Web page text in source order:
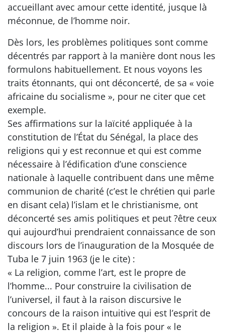
accueillant avec amour cette identité, jusque là
méconnue, de l’homme noir.
Dès lors, les problèmes politiques sont comme
décentrés par rapport à la manière dont nous les
formulons habituellement. Et nous voyons les
traits étonnants, qui ont déconcerté, de sa « voie
africaine du socialisme », pour ne citer que cet
exemple.
Ses affirmations sur la laïcité appliquée à la
constitution de l’État du Sénégal, la place des
religions qui y est reconnue et qui est comme
nécessaire à l’édification d’une conscience
nationale à laquelle contribuent dans une même
communion de charité (c’est le chrétien qui parle
en disant cela) l’islam et le christianisme, ont
déconcerté ses amis politiques et peut ?être ceux
qui aujourd’hui prendraient connaissance de son
discours lors de l’inauguration de la Mosquée de
Tuba le 7 juin 1963 (je le cite) :
« La religion, comme l’art, est le propre de
l’homme... Pour construire la civilisation de
l’universel, il faut à la raison discursive le
concours de la raison intuitive qui est l’esprit de
la religion ». Et il plaide à la fois pour « le